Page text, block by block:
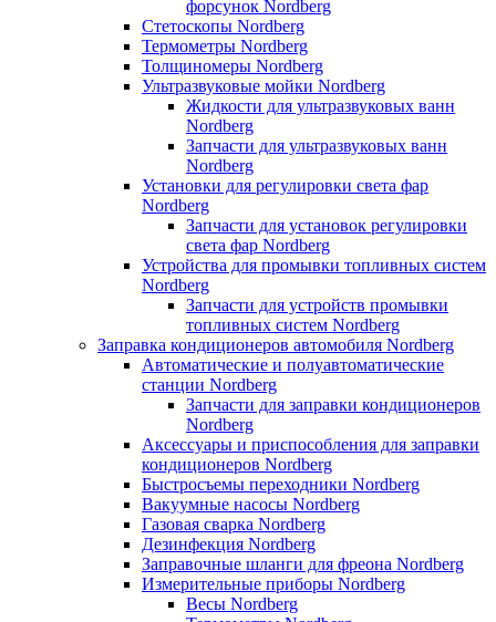
форсунок Nordberg
Стетоскопы Nordberg
Термометры Nordberg
Толщиномеры Nordberg
Ультразвуковые мойки Nordberg
Жидкости для ультразвуковых ванн
Nordberg
Запчасти для ультразвуковых ванн
Nordberg
Установки для регулировки света фар
Nordberg
Запчасти для установок регулировки
света фар Nordberg
Устройства для промывки топливных систем
Nordberg
Запчасти для устройств промывки
топливных систем Nordberg
Заправка кондиционеров автомобиля Nordberg
Автоматические и полуавтоматические
станции Nordberg
Запчасти для заправки кондиционеров
Nordberg
Аксессуары и приспособления для заправки
кондиционеров Nordberg
Быстросъемы переходники Nordberg
Вакуумные насосы Nordberg
Газовая сварка Nordberg
Дезинфекция Nordberg
Заправочные шланги для фреона Nordberg
Измерительные приборы Nordberg
Весы Nordberg